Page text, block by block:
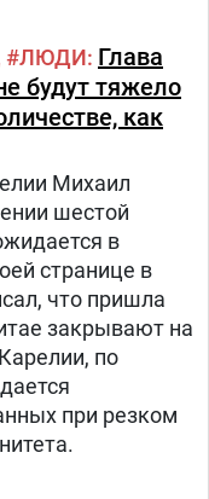
ЛЮДИ Глава
будут тяжело
как
Михаил
шестой
в
странице в
что пришла
закрывают на
по
при резком